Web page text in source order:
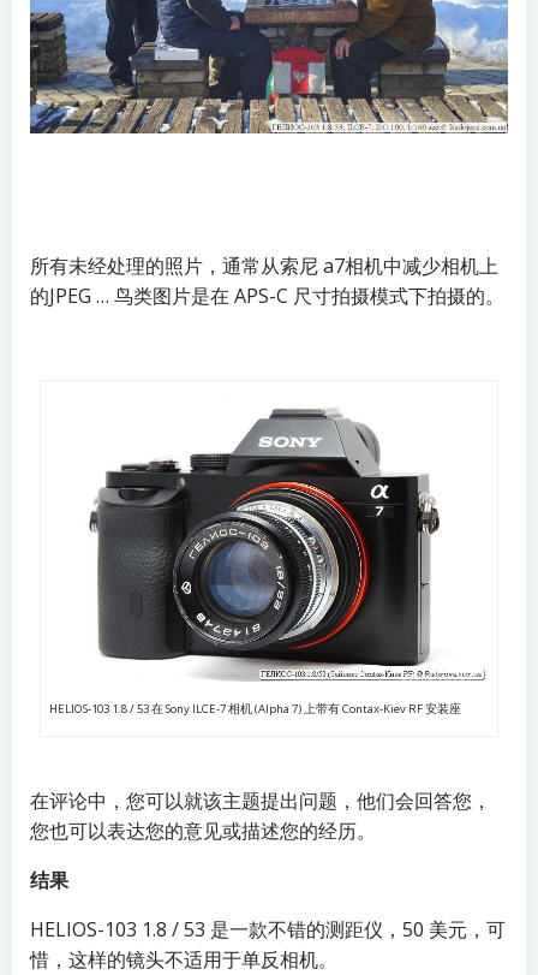
所有未经处理的照片，通常从索尼 a7相机中减少相机上
的JPEG … 鸟类图片是在 APS-C 尺寸拍摄模式下拍摄的。
HELIOS-103 1.8 / 53 在 Sony ILCE-7 相机 (Alpha 7) 上带有 Contax-Kiev RF 安装座
在评论中，您可以就该主题提出问题，他们会回答您，
您也可以表达您的意见或描述您的经历。
结果
HELIOS-103 1.8 / 53 是一款不错的测距仪，50 美元，可
惜，这样的镜头不适用于单反相机。